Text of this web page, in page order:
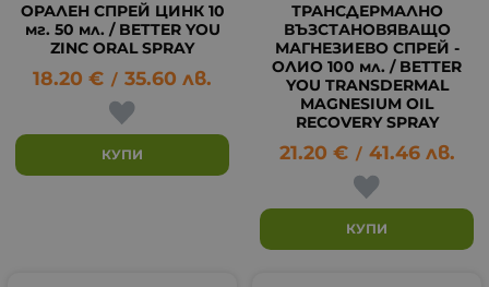
ОРАЛЕН СПРЕЙ ЦИНК 10
мг. 50 мл. / BETTER YOU
ZINC ORAL SPRAY
18.20 € / 35.60 лв.
КУПИ
ТРАНСДЕРМАЛНО
ВЪЗСТАНОВЯВАЩО
МАГНЕЗИЕВО СПРЕЙ -
ОЛИО 100 мл. / BETTER
YOU TRANSDERMAL
MAGNESIUM OIL
RECOVERY SPRAY
21.20 € / 41.46 лв.
КУПИ